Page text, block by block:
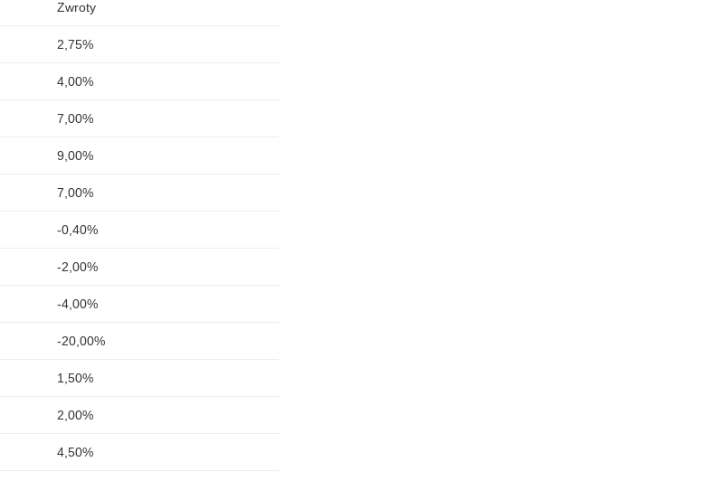
Zwroty
2,75%
4,00%
7,00%
9,00%
7,00%
-0,40%
-2,00%
-4,00%
-20,00%
1,50%
2,00%
4,50%